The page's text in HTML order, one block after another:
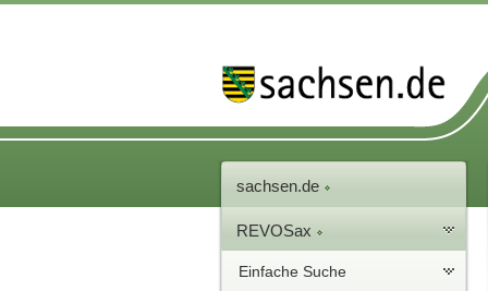
sachsen.de
REVOSax
Einfache Suche